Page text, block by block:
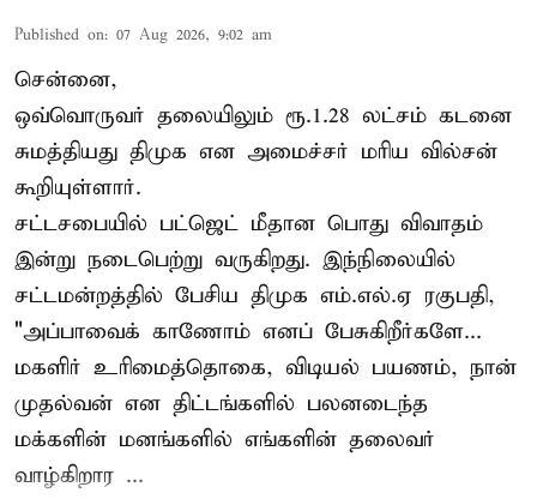
Published on: 07 Aug 2026, 9:02 am
சென்னை,
ஒவ்வொருவர் தலையிலும் ரூ.1.28 லட்சம் கடனை
சுமத்தியது திமுக என அமைச்சர் மரிய வில்சன்
கூறியுள்ளார்.
சட்டசபையில் பட்ஜெட் மீதான பொது விவாதம்
இன்று நடைபெற்று வருகிறது. இந்நிலையில்
சட்டமன்றத்தில் பேசிய திமுக எம்.எல்.ஏ ரகுபதி,
"அப்பாவைக் காணோம் எனப் பேசுகிறீர்களே...
மகளிர் உரிமைத்தொகை, விடியல் பயணம், நான்
முதல்வன் என திட்டங்களில் பலனடைந்த
மக்களின் மனங்களில் எங்களின் தலைவர்
வாழ்கிறார ...